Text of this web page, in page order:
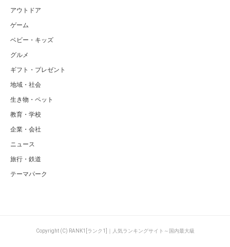
アウトドア
ゲーム
ベビー・キッズ
グルメ
ギフト・プレゼント
地域・社会
生き物・ペット
教育・学校
企業・会社
ニュース
旅行・鉄道
テーマパーク
Copyright (C) RANK1[ランク1]｜人気ランキングサイト～国内最大級